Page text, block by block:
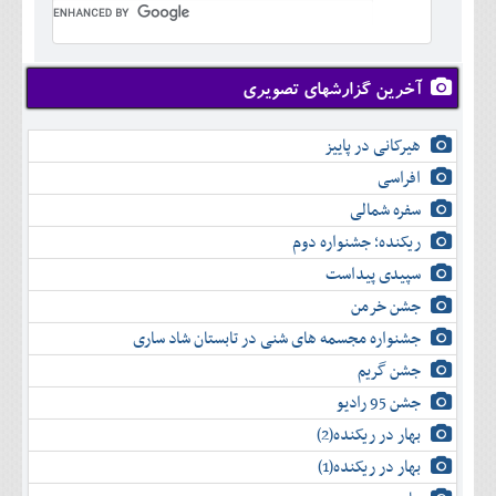
دی
بهمن
اسفند
آبان
آذر
دی
بهمن
اسفند
شهريور
مهر
آبان
آذر
دی
بهمن
اسفند
تير
مرداد
شهريور
مهر
آبان
آذر
دی
بهمن
اسفند
آخرین گزارشهای تصویری
هیرکانی در پاییز
افراسی
سفره شمالی
ریکنده؛ جشنواره دوم
سپیدی پیداست
جشن خرمن
جشنواره مجسمه های شنی در تابستان شاد ساری
جشن گریم
جشن 95 رادیو
بهار در ریکنده(2)
بهار در ریکنده(1)